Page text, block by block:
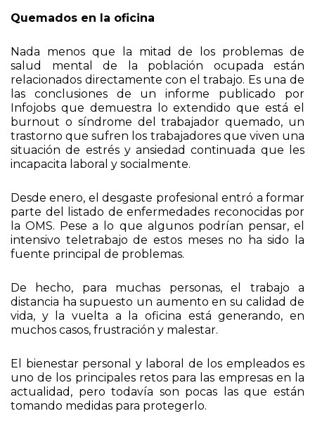
Nada menos que la mitad de los problemas de
salud mental de la población ocupada están
relacionados directamente con el trabajo. Es una de
las conclusiones de un informe publicado por
Infojobs que demuestra lo extendido que está el
burnout o síndrome del trabajador quemado, un
trastorno que sufren los trabajadores que viven una
situación de estrés y ansiedad continuada que les
Desde enero, el desgaste profesional entró a formar
parte del listado de enfermedades reconocidas por
la OMS. Pese a lo que algunos podrían pensar, el
intensivo teletrabajo de estos meses no ha sido la
De hecho, para muchas personas, el trabajo a
distancia ha supuesto un aumento en su calidad de
vida, y la vuelta a la oficina está generando, en
El bienestar personal y laboral de los empleados es
uno de los principales retos para las empresas en la
actualidad, pero todavía son pocas las que están